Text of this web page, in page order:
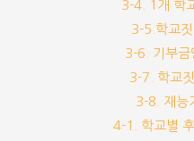
3-4. 1개 학
3-5.학교
3-6. 기부금
3-7. 학교
3-8. 재능
4-1. 학교별